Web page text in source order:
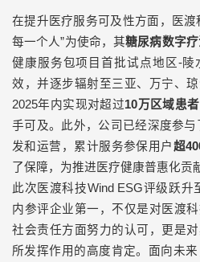
在提升医疗服务可及性方面，医渡
每一个人”为使命，其糖尿病数字
健康服务包项目首批试点地区 -陵
效，并逐步辐射至三亚、万宁、
2025年内实现对超过10万区域患者
手可及。此外，公司已经深度参与
发和运营，累计服务参保用户超
了保障，为推进医疗健康普惠化贡
此次医渡科技Wind ESG评级跃升
内参评企业第一，不仅是对医渡
社会责任方面努力的认可，更是
所发挥作用的高度肯定。面向未